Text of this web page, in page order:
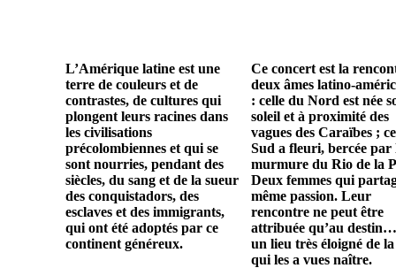
L’Amérique latine est une
terre de couleurs et de
contrastes, de cultures qui
plongent leurs racines dans
les civilisations
précolombiennes et qui se
sont nourries, pendant des
siècles, du sang et de la sueur
des conquistadors, des
esclaves et des immigrants,
qui ont été adoptés par ce
continent généreux.
Ce concert est la
deux âmes latino-
: celle du Nord est née
soleil et à proximité des
vagues des Caraïbes ;
Sud a fleuri, bercée par
murmure du Rio de la
Deux femmes qui
même passion. Leur
rencontre ne peut être
attribuée qu’au
un lieu très éloigné de
qui les a vues naître.